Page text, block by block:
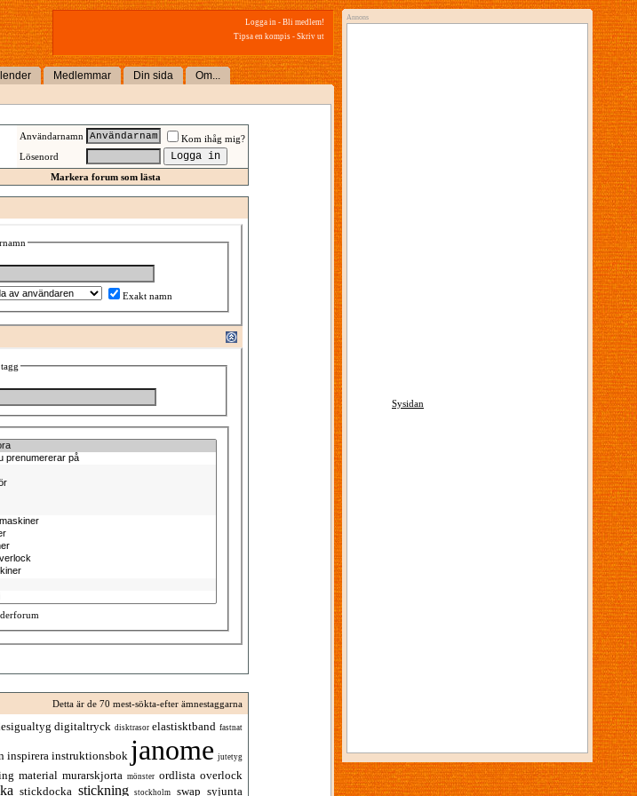
Logga in - Bli medlem!
Tipsa en kompis - Skriv ut
Medlemmar Din sida Om...
Användarnamn
Kom ihåg mig?
Lösenord
Markera forum som lästa
Exakt namn
Detta är de 70 mest-sökta-efter ämnestaggarna
digitaltryck disktrasor elastisktband fastnat
inspirera instruktionsbok janome jutetyg
material murarskjorta mönster ordlista overlock
stickdocka stickning stockholm swap syjunta
Annons
Sysidan